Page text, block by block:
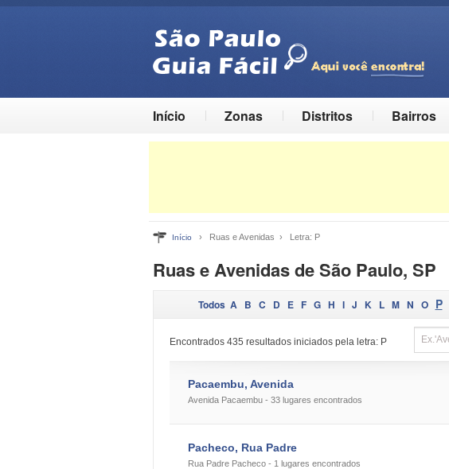
Início Zonas Distritos Bairros
Início › Ruas e Avenidas › Letra: P
Ruas e Avenidas de São Paulo, SP
Todos A B C D E F G H I J K L M N O P
Encontrados 435 resultados iniciados pela letra: P
Pacaembu, Avenida
Avenida Pacaembu - 33 lugares encontrados
Pacheco, Rua Padre
Rua Padre Pacheco - 1 lugares encontrados